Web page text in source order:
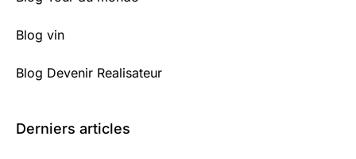
Blog vin
Blog Devenir Realisateur
Derniers articles